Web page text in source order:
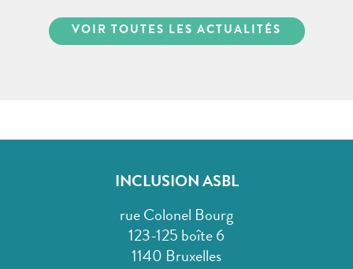
VOIR TOUTES LES ACTUALITÉS
INCLUSION ASBL
rue Colonel Bourg
123-125 boîte 6
1140 Bruxelles